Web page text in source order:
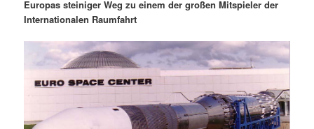
e
n
ä
r
n
a
o
Europas steiniger Weg zu einem der großen Mitspieler der
Internationalen Raumfahrt